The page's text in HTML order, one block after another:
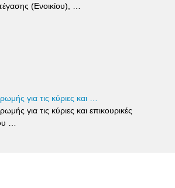
(Ενοικίου), …
για τις κύριες και …
για τις κύριες και επικουρικές
…